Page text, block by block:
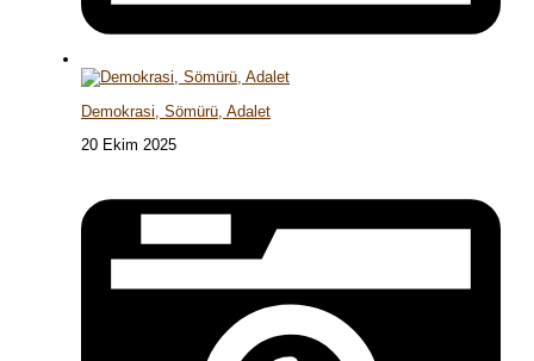
Demokrasi, Sömürü, Adalet
20 Ekim 2025